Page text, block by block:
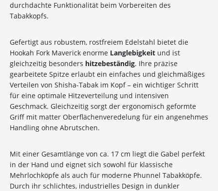
durchdachte Funktionalität beim Vorbereiten des
Tabakkopfs.
Gefertigt aus robustem, rostfreiem Edelstahl bietet die
Hookah Fork Maverick enorme Langlebigkeit und ist
gleichzeitig besonders hitzebeständig. Ihre präzise
gearbeitete Spitze erlaubt ein einfaches und gleichmäßiges
Verteilen von Shisha-Tabak im Kopf – ein wichtiger Schritt
für eine optimale Hitzeverteilung und intensiven
Geschmack. Gleichzeitig sorgt der ergonomisch geformte
Griff mit matter Oberflächenveredelung für ein angenehmes
Handling ohne Abrutschen.
Mit einer Gesamtlänge von ca. 17 cm liegt die Gabel perfekt
in der Hand und eignet sich sowohl für klassische
Mehrlochköpfe als auch für moderne Phunnel Tabakköpfe.
Durch ihr schlichtes, industrielles Design in dunkler